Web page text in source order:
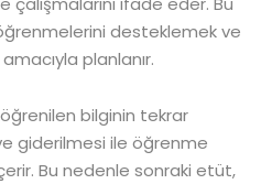
desteklemek ve
amacıyla planlanır.
bilginin tekrar
giderilmesi ile öğrenme
Bu nedenle sonraki etüt,